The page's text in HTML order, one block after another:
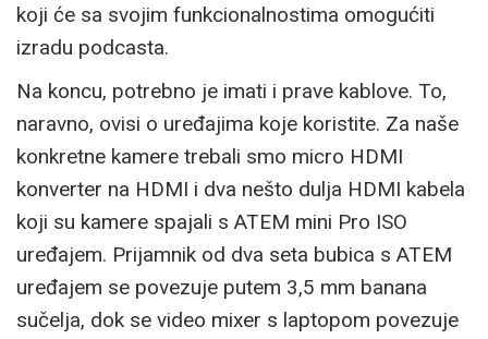
koji će sa svojim funkcionalnostima omogućiti
izradu podcasta.
Na koncu, potrebno je imati i prave kablove. To,
naravno, ovisi o uređajima koje koristite. Za naše
konkretne kamere trebali smo micro HDMI
konverter na HDMI i dva nešto dulja HDMI kabela
koji su kamere spajali s ATEM mini Pro ISO
uređajem. Prijamnik od dva seta bubica s ATEM
uređajem se povezuje putem 3,5 mm banana
sučelja, dok se video mixer s laptopom povezuje